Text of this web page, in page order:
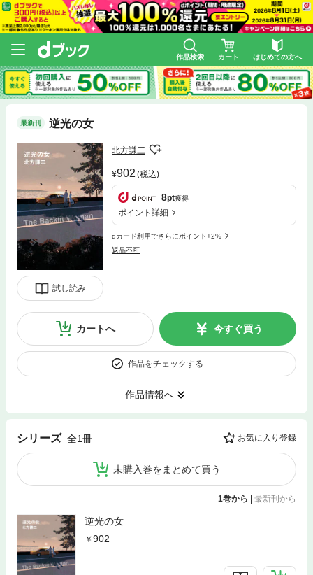
作品検索 カート はじめての方へ
最新刊 逆光の女
試し読み
北方謙三
902 (税込)
8pt獲得
ポイント詳細
dカード利用でさらにポイント+2%
返品不可
カートへ 今すぐ買う
作品をチェックする
作品情報へ
シリーズ 全1冊 お気に入り登録
未購入巻をまとめて買う
1巻から | 最新刊から
逆光の女
902